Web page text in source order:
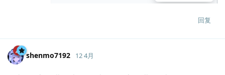
回复
shenmo7192 12 4月